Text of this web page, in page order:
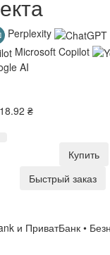
Perplexity
Microsoft Copilot
AI
₴
Купить
Быстрый заказ
и ПриватБанк •